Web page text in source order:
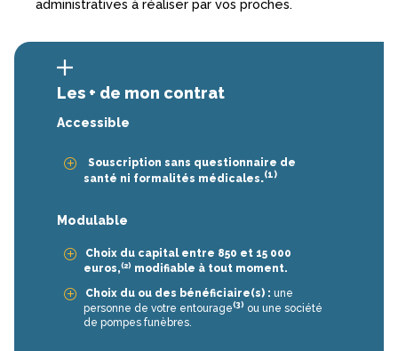
administratives à réaliser par vos proches.
Les + de mon contrat
Accessible
Souscription sans questionnaire de
santé ni formalités médicales.(1)
Modulable
Choix du capital entre 850 et 15 000
euros,(2) modifiable à tout moment.
Choix du ou des bénéficiaire(s) :une
personne de votre entourage(3) ou une société
de pompes funèbres.